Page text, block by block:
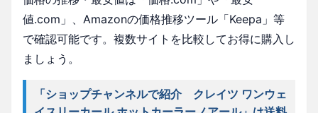
値.com」、Amazonの価格推移ツール「Keepa」等
で確認可能です。複数サイトを比較してお得に購入し
ましょう。
「ショップチャンネルで紹介 クレイツ ワンウェ